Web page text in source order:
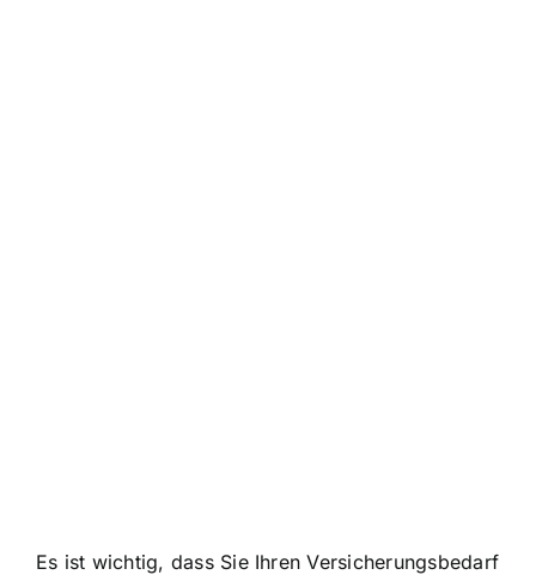
Es ist wichtig, dass Sie Ihren Versicherungsbedarf